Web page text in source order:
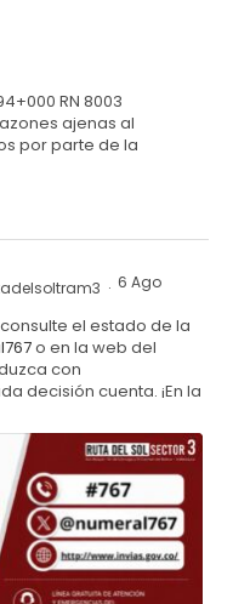
RN 8003
ajenas al
por parte de la
· 6 Ago
el estado de la
o en la web del
con
decisión cuenta. ¡En la